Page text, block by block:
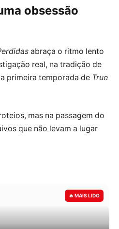
obsessão
abraça o ritmo lento
real, na tradição de
primeira temporada de True
mas na passagem do
que não levam a lugar